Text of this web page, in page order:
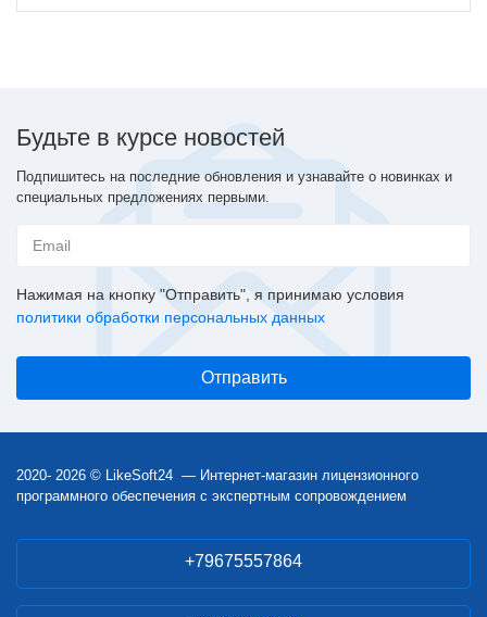
Будьте в курсе новостей
Подпишитесь на последние обновления и узнавайте о новинках и
специальных предложениях первыми.
Нажимая на кнопку "Отправить", я принимаю условия
политики обработки персональных данных
2020- 2026 © LikeSoft24 — Интернет-магазин лицензионного
программного обеспечения с экспертным сопровождением
+79675557864